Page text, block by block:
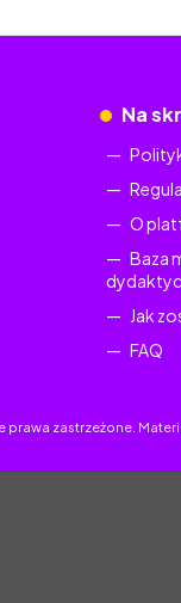
Na
O
Baza
Jak
FAQ
zastrzeżone.